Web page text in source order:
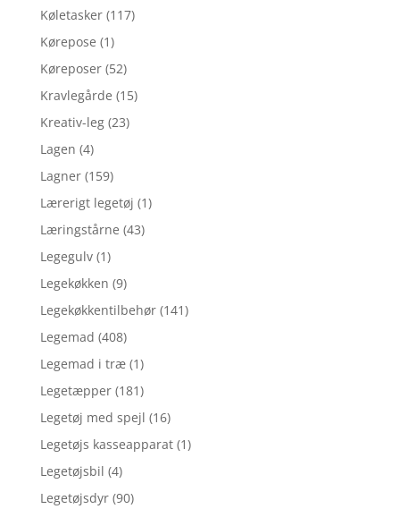
Køletasker (117)
Kørepose (1)
Køreposer (52)
Kravlegårde (15)
Kreativ-leg (23)
Lagen (4)
Lagner (159)
Lærerigt legetøj (1)
Læringstårne (43)
Legegulv (1)
Legekøkken (9)
Legekøkkentilbehør (141)
Legemad (408)
Legemad i træ (1)
Legetæpper (181)
Legetøj med spejl (16)
Legetøjs kasseapparat (1)
Legetøjsbil (4)
Legetøjsdyr (90)